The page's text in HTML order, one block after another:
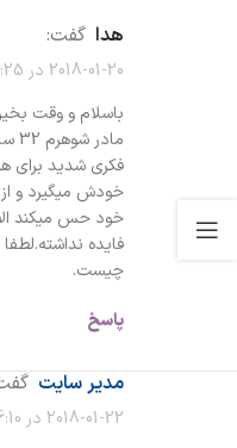
هدا گفت:
2018-01-20 در 4:25 ق.ظ
باسلام و وقت
فکری شدید برای
خودش میگیرد و
خود حس میکند
فایده
چیست.
پاسخ
مدیر سایت
2018-01-22 در 6:10 ب.ظ